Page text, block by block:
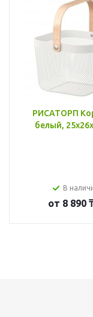
РИСАТОРП
белый,
В
от 8 890